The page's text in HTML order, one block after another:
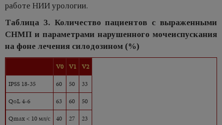
работе НИИ урологии.
Таблица 3. Количество пациентов с выраженными
СНМП и параметрами нарушенного мочеиспускания
на фоне лечения силодозином (%)
V0 V1
V2
IPSS 18-35
60 50
33
QоL 4-6
63 60
50
Qmax < 10 мл/с
40 27
23